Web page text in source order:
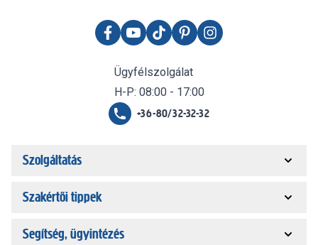
Ügyfélszolgálat
H-P: 08:00 - 17:00
+36-80/32-32-32
Szolgáltatás
Szakértői tippek
Segítség, ügyintézés